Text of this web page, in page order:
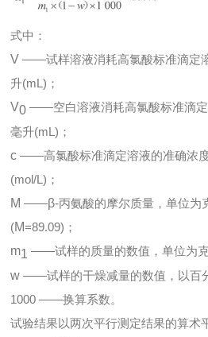
式中：
V ——试样溶液消耗高氯酸标准滴定
升(mL)；
V0 ——空白溶液消耗高氯酸标准滴
毫升(mL)；
c ——高氯酸标准滴定溶液的准确浓
(mol/L)；
M ——β-丙氨酸的摩尔质量，单位为
(M=89.09)；
m1 ——试样的质量的数值，单位为克
w ——试样的干燥减量的数值，以百
1000 ——换算系数。
试验结果以两次平行测定结果的算术